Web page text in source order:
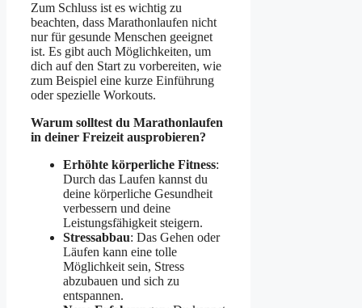
Zum Schluss ist es wichtig zu
beachten, dass Marathonlaufen nicht
nur für gesunde Menschen geeignet
ist. Es gibt auch Möglichkeiten, um
dich auf den Start zu vorbereiten, wie
zum Beispiel eine kurze Einführung
oder spezielle Workouts.
Warum solltest du Marathonlaufen
in deiner Freizeit ausprobieren?
Erhöhte körperliche Fitness:
Durch das Laufen kannst du
deine körperliche Gesundheit
verbessern und deine
Leistungsfähigkeit steigern.
Stressabbau: Das Gehen oder
Läufen kann eine tolle
Möglichkeit sein, Stress
abzubauen und sich zu
entspannen.